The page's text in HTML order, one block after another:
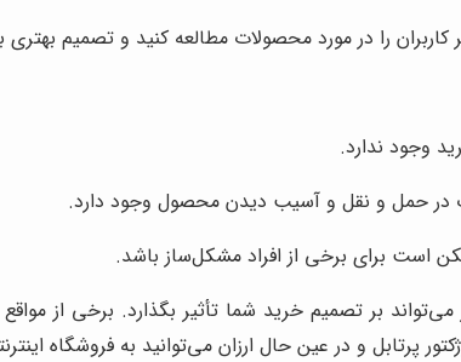
را در مورد محصولات مطالعه کنید و تصمیم بهتری
وجود ندارد.
در حمل و نقل و آسیب دیدن محصول وجود دارد.
است برای برخی از افراد مشکل‌ساز باشد.
بر تصمیم خرید شما تأثیر بگذارد. برخی از
پرتابل و در عین حال ارزان می‌توانید به فروشگاه